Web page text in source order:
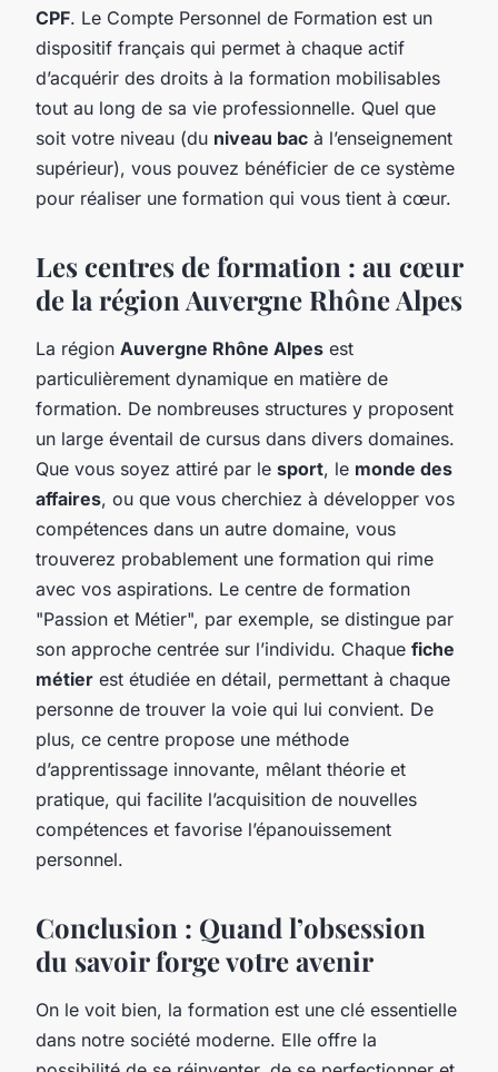
CPF. Le Compte Personnel de Formation est un
dispositif français qui permet à chaque actif
d’acquérir des droits à la formation mobilisables
tout au long de sa vie professionnelle. Quel que
soit votre niveau (du niveau bac à l’enseignement
supérieur), vous pouvez bénéficier de ce système
pour réaliser une formation qui vous tient à cœur.
Les centres de formation : au cœur
de la région Auvergne Rhône Alpes
La région Auvergne Rhône Alpes est
particulièrement dynamique en matière de
formation. De nombreuses structures y proposent
un large éventail de cursus dans divers domaines.
Que vous soyez attiré par le sport, le monde des
affaires, ou que vous cherchiez à développer vos
compétences dans un autre domaine, vous
trouverez probablement une formation qui rime
avec vos aspirations. Le centre de formation
"Passion et Métier", par exemple, se distingue par
son approche centrée sur l’individu. Chaque fiche
métier est étudiée en détail, permettant à chaque
personne de trouver la voie qui lui convient. De
plus, ce centre propose une méthode
d’apprentissage innovante, mêlant théorie et
pratique, qui facilite l’acquisition de nouvelles
compétences et favorise l’épanouissement
personnel.
Conclusion : Quand l’obsession
du savoir forge votre avenir
On le voit bien, la formation est une clé essentielle
dans notre société moderne. Elle offre la